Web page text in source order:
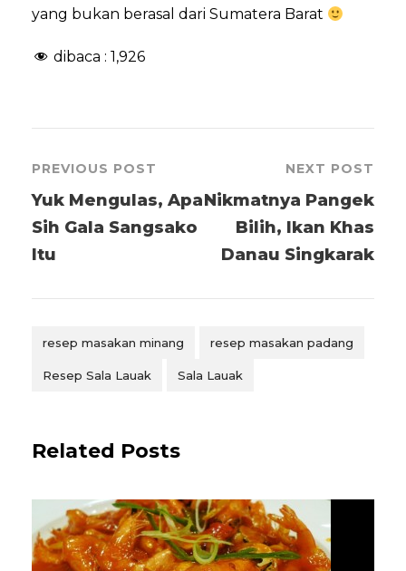
yang bukan berasal dari Sumatera Barat
dibaca : 1,926
PREVIOUS POST
Yuk Mengulas, Apa
Sih Gala Sangsako
Itu
NEXT POST
Nikmatnya Pangek
Bilih, Ikan Khas
Danau Singkarak
resep masakan minang resep masakan padang
Resep Sala Lauak Sala Lauak
Related Posts